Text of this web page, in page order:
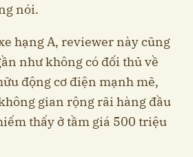
nói.
hạng A, reviewer này cũng
như không có đối thủ về
động cơ điện mạnh mẽ,
gian rộng rãi hàng đầu
thấy ở tầm giá 500 triệu